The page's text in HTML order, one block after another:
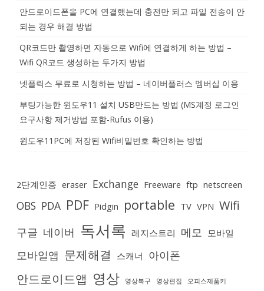
안드로이드폰을 PC에 연결했는데 충전만 되고 파일 전송이 안
되는 경우 해결 방법
QR코드만 촬영하면 자동으로 Wifi에 연결하게 하는 방법 –
Wifi QR코드 생성하는 두가지 방법
넷플릭스 무료로 시청하는 방법 – 네이버플러스 멤버십 이용
부팅가능한 윈도우11 설치 USB만드는 방법 (MS계정 로그인
요구사항 제거방법 포함-Rufus 이용)
윈도우11PC에 저장된 Wifi비밀번호 확인하는 방법
2단계인증 eraser Exchange Freeware ftp netscreen
OBS PDA PDF Pidgin portable TV VPN Wifi
구글 네이버 독서록 레지스트리 메모 모바일
모바일앱 문제해결 스캐너 아이폰
안드로이드앱 영상 영상복구 영상편집 오피스제품키